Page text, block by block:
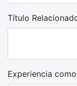
Título
Experiencia